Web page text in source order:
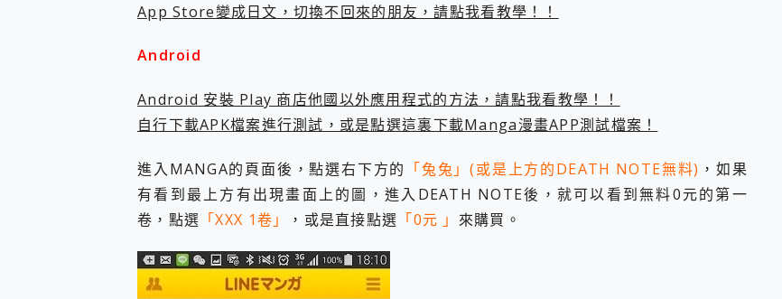
給 MSI Claw 系列電競掌機 最完美的家 MSI Nest Docking Station 掌機專屬擴充底座 開
EaseUS Vocal Remover 免費線上去聲器一鍵去除人聲 人聲 音樂分離 2024 消除人聲
3 個超值 MHN 飛人工具分享~~ iToolab AnyGo 魔物獵人 Now飛人 ios教學 不出門也
Locawhere AnyTo 寶可夢飛人 AnyTo 不出門也可以飛遍全世界
小體積 40000mAh 超大容量 一次充5個設備 充好充滿 CUKTECH 酷態科 300W 微型充
97.3% 恢復率，資料救援就是這麼簡單 EaseUS Data Recovery Wizard Free 18.0.0 業
磁碟系統大風吹 有了 磁碟管理程式 EaseUS Partition Master 就是這麼簡單
全新 SONY Xperia 1 VI 開箱! 相機實測! 長焦覆蓋更遠更清晰、2日長續航、頂尖影音娛
Xiaomi 14 Ultra 開箱 評測~ 有深度的 Leica 影像旗艦手機! 加碼小旗艦 Xiaomi 14 開箱
vivo TWS 3e 真無線藍牙耳機智慧降噪升級、音質明亮溫潤，並支援雙設備連接~
MSI Claw 掌機專屬配件包 來囉 完美保護 MSI Claw A1M-026TW 電競掌機
人像旗艦 vivo V30 系列 開箱 評測! 首搭蔡司光學鏡頭、攝影棚級柔光環、拍攝功能最
多個願望一次滿足 超強散熱 微星 MSI Claw A1M-026TW 電競掌機 開箱 評測
App Store變成日文，切換不回來的朋友，請點我看教學！！
Android
Android 安裝 Play 商店他國以外應用程式的方法，請點我看教學！！
自行下載APK檔案進行測試，或是點選這裏下載Manga漫畫APP測試檔案！
進入MANGA的頁面後，點選右下方的 「兔兔」(或是上方的DEATH NOTE無料) ，如果
有看到最上方有出現畫面上的圖，進入DEATH NOTE後，就可以看到無料0元的第一
卷，點選 「XXX 1卷 」 ，或是直接點選 「0元 」 來購買。